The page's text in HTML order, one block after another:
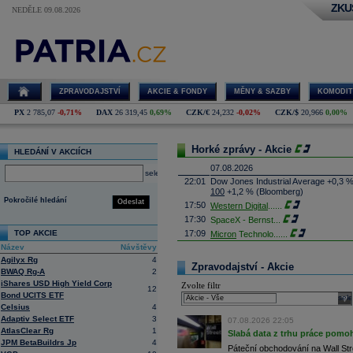
NEDĚLE 09.08.2026
ZPRAVODAJSTVÍ AKCIE & FONDY MĚNY & SAZBY
PX 2 785,07 -0,71% DAX 26 319,45 0,69% CZK/€ 24,232 -0,02% CZK/$ 20,966 0,00%
HLEDÁNÍ V AKCIÍCH
select
Odeslat
Pokročilé hledání
TOP AKCIE
Název
Návštěvy
Agilyx Rg
4
BWAQ Rg-A
2
iShares USD High Yield Corp
Bond UCITS ETF
12
Celsius
4
Adaptiv Select ETF
3
AtlasClear Rg
1
JPM BetaBuildrs Jp
4
Horké zprávy - Akcie
07.08.2026
22:01
Dow Jones Industrial Average +0,3
100 +1,2 % (Bloomberg)
17:50 Western Digital
17:30 SpaceX - Bernst
17:09 Micron Technolo
16:26
Objem obchodů s akciemi na
obchodů za poslední rok je 0,665
16:23 Zvýšení výroby balistických střel
nějakou dobu potrvá. Agentuře
Armin Papperger. Společná výroba
doplnit arzenál Spojeným státům,
(ČTK)
16:07 Conocophillips
Zpravodajství - Akcie
Zvolte filtr
07.08.2026 22:05
Slabá data z trhu práce
Páteční obchodování na Wall